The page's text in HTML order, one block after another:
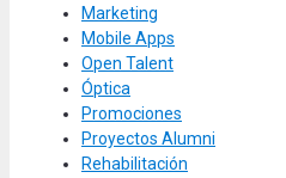
Marketing
Mobile Apps
Open Talent
Óptica
Promociones
Proyectos Alumni
Rehabilitación